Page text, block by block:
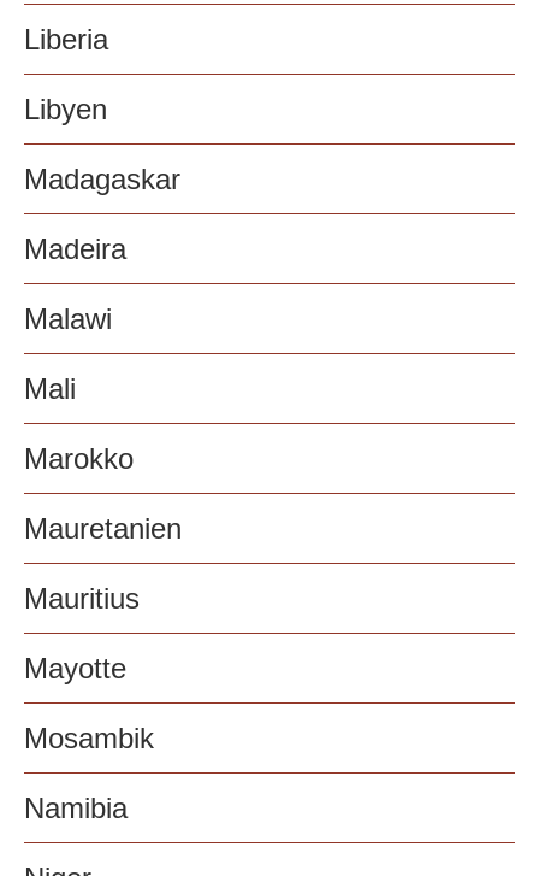
Liberia
Libyen
Madagaskar
Madeira
Malawi
Mali
Marokko
Mauretanien
Mauritius
Mayotte
Mosambik
Namibia